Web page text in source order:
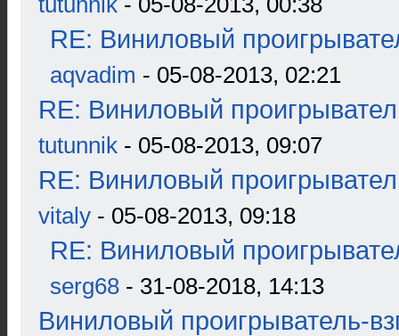
RE: Виниловый
aqvadim - 05-08-2013, 02:21
RE: Виниловый
tutunnik - 05-08-2013, 09:07
RE: Виниловый
vitaly - 05-08-2013, 09:18
RE: Виниловый
serg68 - 31-08-2018, 14:13
Виниловый проигрыватель-